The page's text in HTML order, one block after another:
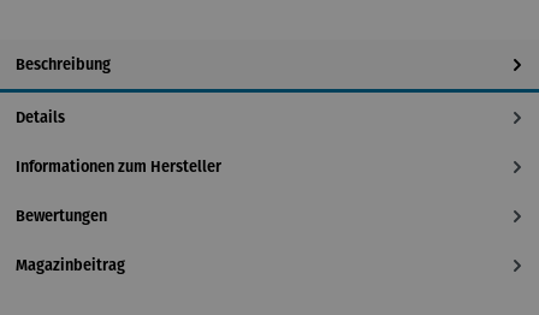
Beschreibung
Details
Informationen zum Hersteller
Bewertungen
Magazinbeitrag